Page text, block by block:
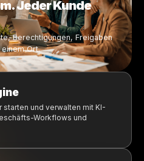
sich von der Idee zum Launch
durch KI unterstützt
vorzubereiten und zu teilen
sind zentralisiert
intelligenter skalieren
sind klarer